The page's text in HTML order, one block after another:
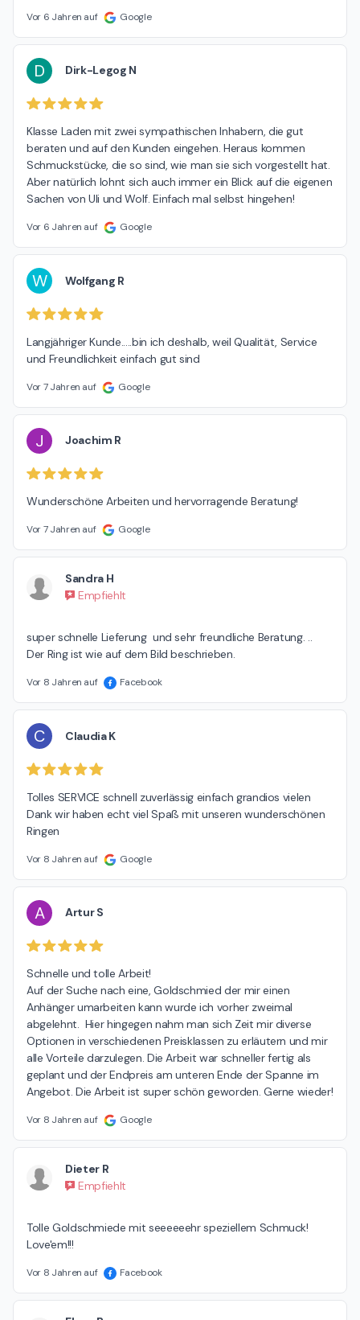
Vor 6 Jahren auf Google
D Dirk-Legog N
Klasse Laden mit zwei sympathischen Inhabern, die gut
beraten und auf den Kunden eingehen. Heraus kommen
Schmuckstücke, die so sind, wie man sie sich vorgestellt hat.
Aber natürlich lohnt sich auch immer ein Blick auf die eigenen
Sachen von Uli und Wolf. Einfach mal selbst hingehen!
Vor 6 Jahren auf Google
W Wolfgang R
Langjähriger Kunde.....bin ich deshalb, weil Qualität, Service
und Freundlichkeit einfach gut sind
Vor 7 Jahren auf Google
J Joachim R
Wunderschöne Arbeiten und hervorragende Beratung!
Vor 7 Jahren auf Google
Sandra H
Empfiehlt
super schnelle Lieferung  und sehr freundliche Beratung. ..
Der Ring ist wie auf dem Bild beschrieben.
Vor 8 Jahren auf Facebook
C Claudia K
Tolles SERVICE schnell zuverlässig einfach grandios vielen
Dank wir haben echt viel Spaß mit unseren wunderschönen
Ringen
Vor 8 Jahren auf Google
A Artur S
Schnelle und tolle Arbeit!
Auf der Suche nach eine, Goldschmied der mir einen
Anhänger umarbeiten kann wurde ich vorher zweimal
abgelehnt.  Hier hingegen nahm man sich Zeit mir diverse
Optionen in verschiedenen Preisklassen zu erläutern und mir
alle Vorteile darzulegen. Die Arbeit war schneller fertig als
geplant und der Endpreis am unteren Ende der Spanne im
Angebot. Die Arbeit ist super schön geworden. Gerne wieder!
Vor 8 Jahren auf Google
Dieter R
Empfiehlt
Tolle Goldschmiede mit seeeeeehr speziellem Schmuck!
Love'em!!!
Vor 8 Jahren auf Facebook